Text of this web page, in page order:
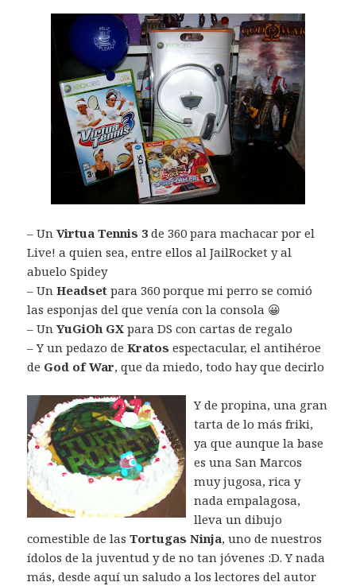
– UnVirtua Tennis 3 de 360 para machacar por el
Live! a quien sea, entre ellos al JailRocket y al
abuelo Spidey
– UnHeadset para 360 porque mi perro se comió
las esponjas del que venía con la consola 😀
– UnYuGiOh GX para DS con cartas de regalo
– Y un pedazo deKratos espectacular, el antihéroe
de God of War, que da miedo, todo hay que decirlo
Y de propina, una gran
tarta de lo más friki,
ya que aunque la base
es una San Marcos
muy jugosa, rica y
nada empalagosa,
lleva un dibujo
comestible de lasTortugas Ninja, uno de nuestros
ídolos de la juventud y de no tan jóvenes :D. Y nada
más, desde aquí un saludo a los lectores del autor